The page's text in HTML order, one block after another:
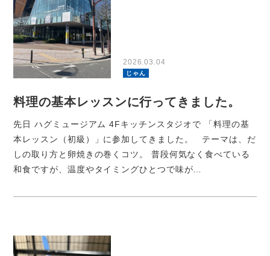
2026.03.04
じゃん
料理の基本レッスンに行ってきました。
先日 ハグミュージアム 4Fキッチンスタジオで 「料理の基
本レッスン（初級）」に参加してきました。 テーマは、だ
しの取り方と卵焼きの巻くコツ。 普段何気なく食べている
和食ですが、温度やタイミングひとつで味が…